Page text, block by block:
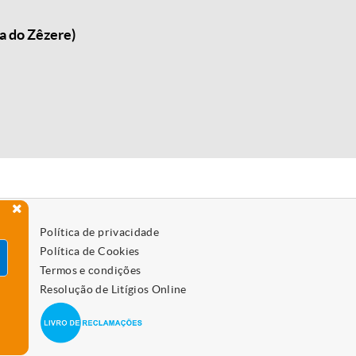
do Zêzere)
Política de privacidade
Política de Cookies
Termos e condições
Resolução de Litígios Online